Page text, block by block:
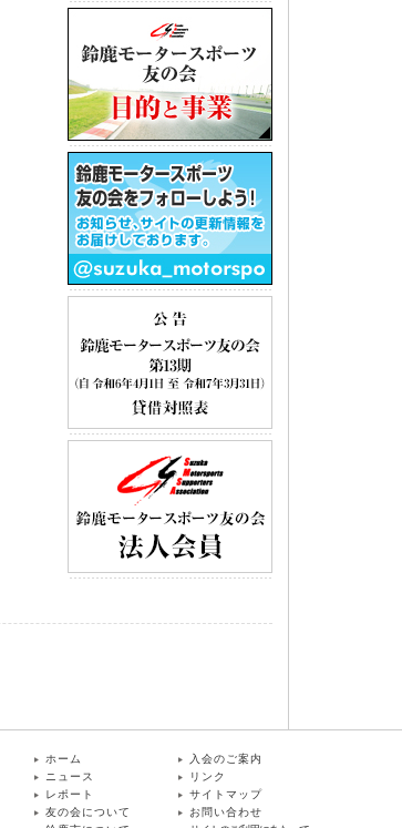
入会のご案内
リンク
サイトマップ
お問い合わせ
ホーム
ニュース
レポート
友の会について